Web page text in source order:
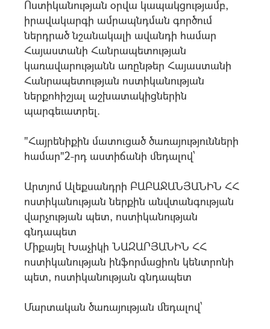
Ոստիկանության օրվա կապակցությամբ,
իրավակարգի ամրապնդման գործում
ներդրած նշանակալի ավանդի համար
Հայաստանի Հանրապետության
կառավարությանն առընթեր Հայաստանի
Հանրապետության ոստիկանության
ներքոհիշյալ աշխատակիցներին
պարգեւատրել.
"Հայրենիքին մատուցած ծառայությունների
համար"2-րդ աստիճանի մեդալով`
Արտյոմ Ալեքսանդրի ԲԱԲԱՋԱՆՅԱՆԻՆ ՀՀ
ոստիկանության ներքին անվտանգության
վարչության պետ, ոստիկանության
գնդապետ
Միքայել Խաչիկի ՆԱԶԱՐՅԱՆԻՆ ՀՀ
ոստիկանության ինֆորմացիոն կենտրոնի
պետ, ոստիկանության գնդապետ
Մարտական ծառայության մեդալով`